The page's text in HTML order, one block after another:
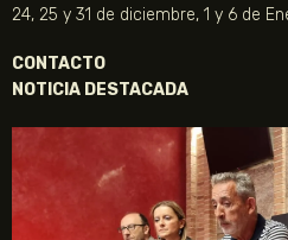
24, 25 y 31 de diciembre, 1 y 6 de
CONTACTO
NOTICIA DESTACADA